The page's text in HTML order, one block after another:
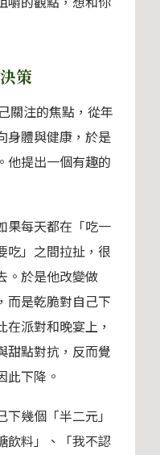
策
關注的焦點，從年
身體與健康，於是
他提出一個有趣的
果每天都在「吃一
吃」之間拉扯，很
。於是他改變做
而是乾脆對自己下
派對和晚宴上，
甜點對抗，反而覺
此下降。
幾個「半二元」
飲料」、「我不認